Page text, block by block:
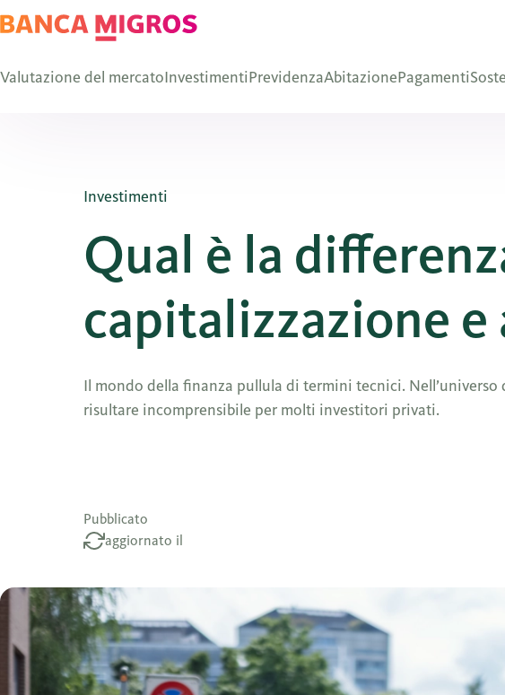
Valutazione del mercatoInvestimentiPrevidenzaAbitazionePagamenti
Investimenti
Qual è la
capitalizzazione
Il mondo della finanza pullula di termini tecnici.
risultare incomprensibile per molti investitori privati.
Pubblicato
aggiornato il